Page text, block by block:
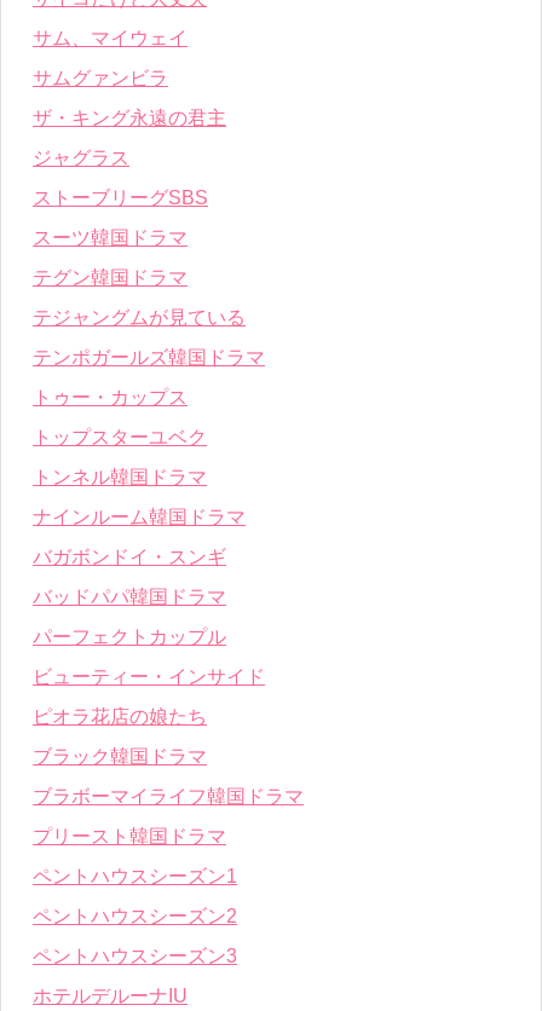
サム、マイウェイ
サムグァンビラ
ザ・キング永遠の君主
ジャグラス
ストーブリーグSBS
スーツ韓国ドラマ
テグン韓国ドラマ
テジャングムが見ている
テンポガールズ韓国ドラマ
トゥー・カップス
トップスターユベク
トンネル韓国ドラマ
ナインルーム韓国ドラマ
バガボンドイ・スンギ
バッドパパ韓国ドラマ
パーフェクトカップル
ビューティー・インサイド
ピオラ花店の娘たち
ブラック韓国ドラマ
ブラボーマイライフ韓国ドラマ
プリースト韓国ドラマ
ペントハウスシーズン1
ペントハウスシーズン2
ペントハウスシーズン3
ホテルデルーナIU